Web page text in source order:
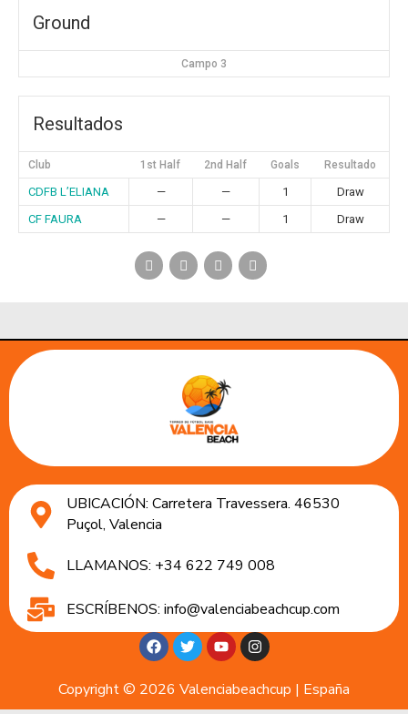
Ground
Campo 3
Resultados
Club 1st Half 2nd Half Goals Resultado
CDFB L’ELIANA — — 1
Draw
CF FAURA
— — 1 Draw
UBICACIÓN: Carretera Travessera. 46530
Puçol, Valencia
LLAMANOS: +34 622 749 008
ESCRÍBENOS: info@valenciabeachcup.com
Copyright © 2026 Valenciabeachcup | España